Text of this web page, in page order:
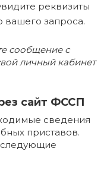
реквизиты
вашего запроса.
сообщение с
личный кабинет
сайт ФССП
сведения
приставов.
следующие